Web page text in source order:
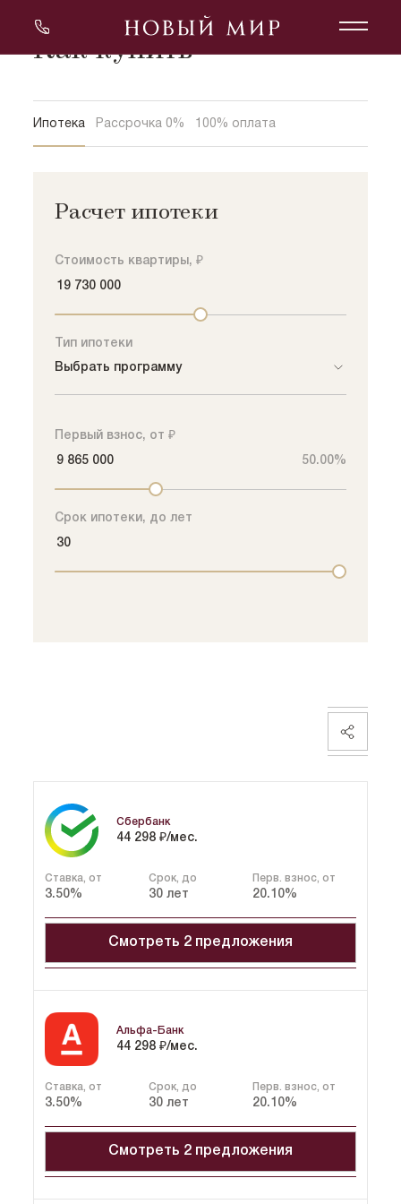
Как купить
Ипотека Рассрочка 0% 100% оплата
Расчет ипотеки
Стоимость квартиры, ₽
Тип ипотеки
Выбрать программу
Семейная
Первый взнос, от ₽
50.00%
Срок ипотеки, до лет
Сбербанк
44 298 ₽/мес.
Ставка, от
3.50%
Срок, до
30 лет
Перв. взнос, от
20.10%
Смотреть 2 предложения
Семейная
44 298 ₽/мес.
Ставка
от 3.50% до 30 лет от 20.10%
IT-ипотека
Альфа-Банк
44 298 ₽/мес.
Ставка, от
3.50%
Срок, до
30 лет
Перв. взнос, от
20.10%
Смотреть 2 предложения